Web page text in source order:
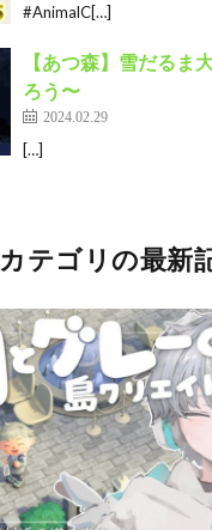
#AnimalC[…]
【あつ森】雪だる
ろう〜
2024.02.29
[…]
カテゴリの最新